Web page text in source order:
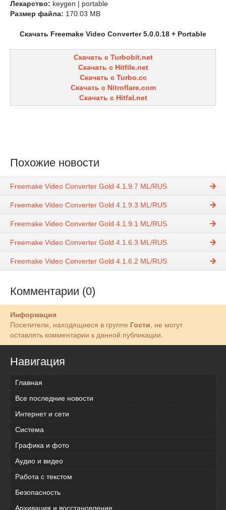
Лекарство: keygen | portable
Размер файла: 170.03 MB
Скачать Freemake Video Converter 5.0.0.18 + Portable
Скачать с Turbobit.net
Скачать с Hitfile.net
Скачать с Turbo.cc
Скачать с Nitroflare.com
Скачать с Hitfal.net
Похожие новости
Freemake Video Converter Gold 4.1.9.7 ML/RUS
Freemake Video Converter Gold 4.1.9.3 ML/RUS
Freemake Video Converter Gold 4.1.9.1 ML/RUS
Freemake Video Converter Gold 4.1.6.3 ML/RUS
Freemake Video Converter Gold 4.1.6.2 ML/RUS
Комментарии (0)
Информация
Посетители, находящиеся в группе Гости , не могут
оставлять комментарии к данной публикации.
Навигация
Главная
Все последние новости
Интернет и сети
Система
Графика и фото
Аудио и видео
Работа с текстом
Безопасность
Архивация и восстановление